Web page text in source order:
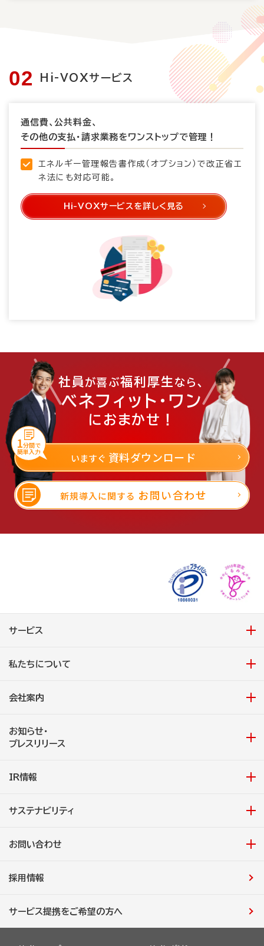
Hi-VOXサービス
通信費、公共料金、
その他の支払・請求業務をワンストップで管理！
エネルギー管理報告書作成（オプション）で改正省エ
ネ法にも対応可能。
Hi-VOXサービスを詳しく見る
社員 が喜ぶ福利厚生 なら 、
ベネフィット・ワン
におまかせ！
1分間で
簡単入力
いますぐ 資料ダウンロード
新規導入に関する お問い合わせ
サービス
私たちについて
会社案内
お知らせ・
プレスリリース
IR情報
サステナビリティ
お問い合わせ
採用情報
サービス提携をご希望の方へ